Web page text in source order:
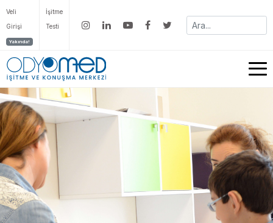
Veli
Girişi
Yakında!
İşitme
Testi